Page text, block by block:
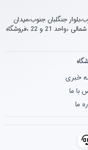
جنگلبان جنوب،میدان
موج،مرکز خرید سرزمین کودک آفتاب،طبقه همکف شمالی ،واحد 21 و 22 ،فروشگاه
خبری
با ما
ما